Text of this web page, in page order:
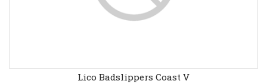
Lico Badslippers Coast V